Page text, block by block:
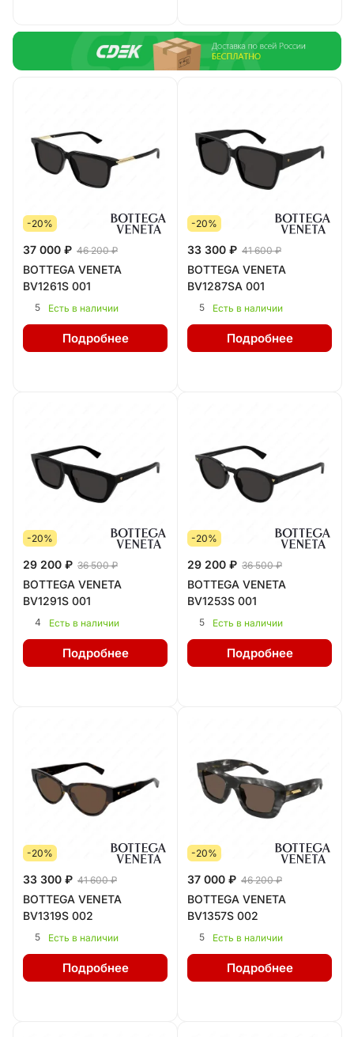
-20%
37 000 ₽ 46 200 ₽
BOTTEGA VENETA
BV1261S 001
5 Есть в наличии
Подробнее
-20%
33 300 ₽ 41 600 ₽
BOTTEGA VENETA
BV1287SA 001
5 Есть в наличии
Подробнее
-20%
29 200 ₽ 36 500 ₽
BOTTEGA VENETA
BV1291S 001
4 Есть в наличии
Подробнее
-20%
29 200 ₽ 36 500 ₽
BOTTEGA VENETA
BV1253S 001
5 Есть в наличии
Подробнее
-20%
33 300 ₽ 41 600 ₽
BOTTEGA VENETA
BV1319S 002
5 Есть в наличии
Подробнее
-20%
37 000 ₽ 46 200 ₽
BOTTEGA VENETA
BV1357S 002
5 Есть в наличии
Подробнее